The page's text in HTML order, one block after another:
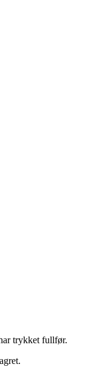
trykket fullfør.